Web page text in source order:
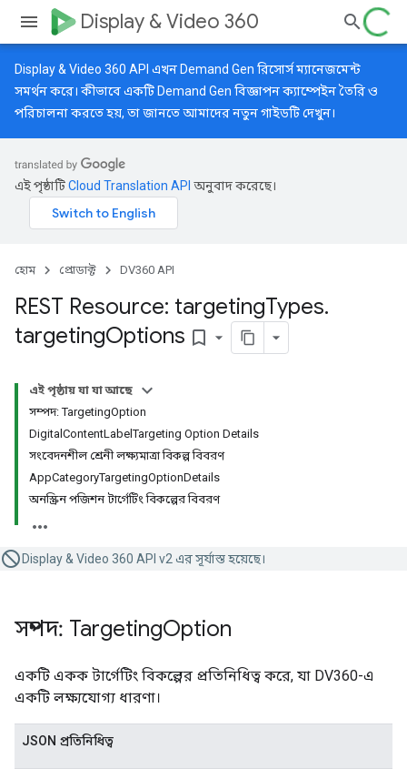
Display & Video 360
Display & Video 360 API এখন Demand Gen রিসোর্স ম্যানেজমেন্ট
সমর্থন করে। কীভাবে একটি Demand Gen বিজ্ঞাপন ক্যাম্পেইন তৈরি ও
পরিচালনা করতে হয়, তা জানতে আমাদেরনতুন গাইডটিদেখুন।
এই পৃষ্ঠাটিCloud Translation API অনুবাদ করেছে।
হোম প্রোডাক্ট DV360 API
REST Resource: targetingTypes.
targetingOptions bookmark_border
এই পৃষ্ঠায় যা যা আছে
সম্পদ: TargetingOption
DigitalContentLabelTargeting Option Details
সংবেদনশীল শ্রেনী লক্ষ্যমাত্রা বিকল্প বিবরণ
AppCategoryTargetingOptionDetails
অনস্ক্রিন পজিশন টার্গেটিং বিকল্পের বিবরণ
Display & Video 360 API v2 এর সূর্যাস্ত হয়েছে।
সম্পদ: TargetingOption
একটি একক টার্গেটিং বিকল্পের প্রতিনিধিত্ব করে, যা DV360-এ
একটি লক্ষ্যযোগ্য ধারণা।
JSON প্রতিনিধিত্ব